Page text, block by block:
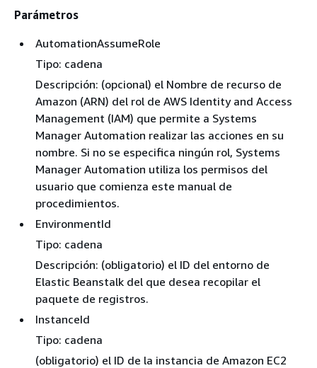
Parámetros
AutomationAssumeRole
Tipo: cadena
Descripción: (opcional) el Nombre de recurso de
Amazon (ARN) del rol de AWS Identity and Access
Management (IAM) que permite a Systems
Manager Automation realizar las acciones en su
nombre. Si no se especifica ningún rol, Systems
Manager Automation utiliza los permisos del
usuario que comienza este manual de
procedimientos.
EnvironmentId
Tipo: cadena
Descripción: (obligatorio) el ID del entorno de
Elastic Beanstalk del que desea recopilar el
paquete de registros.
InstanceId
Tipo: cadena
(obligatorio) el ID de la instancia de Amazon EC2